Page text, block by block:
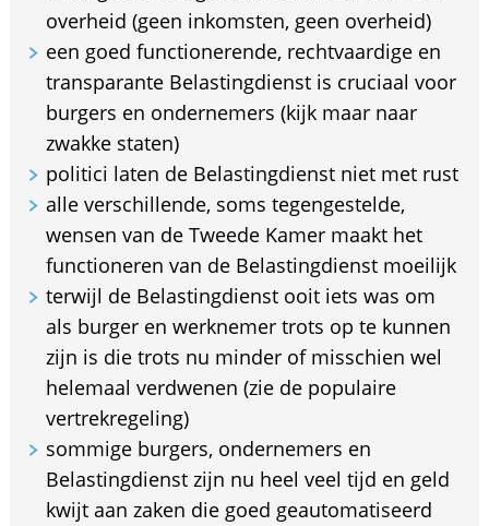
overheid (geen inkomsten, geen overheid)
een goed functionerende, rechtvaardige en
transparante Belastingdienst is cruciaal voor
burgers en ondernemers (kijk maar naar
zwakke staten)
politici laten de Belastingdienst niet met rust
alle verschillende, soms tegengestelde,
wensen van de Tweede Kamer maakt het
functioneren van de Belastingdienst moeilijk
terwijl de Belastingdienst ooit iets was om
als burger en werknemer trots op te kunnen
zijn is die trots nu minder of misschien wel
helemaal verdwenen (zie de populaire
vertrekregeling)
sommige burgers, ondernemers en
Belastingdienst zijn nu heel veel tijd en geld
kwijt aan zaken die goed geautomatiseerd